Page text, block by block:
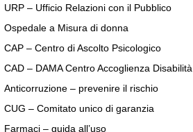
URP – Ufficio Relazioni con il Pubblico
Ospedale a Misura di donna
CAP – Centro di Ascolto Psicologico
CAD – DAMA Centro Accoglienza Disabilità
Anticorruzione – prevenire il rischio
CUG – Comitato unico di garanzia
Farmaci – guida all’uso